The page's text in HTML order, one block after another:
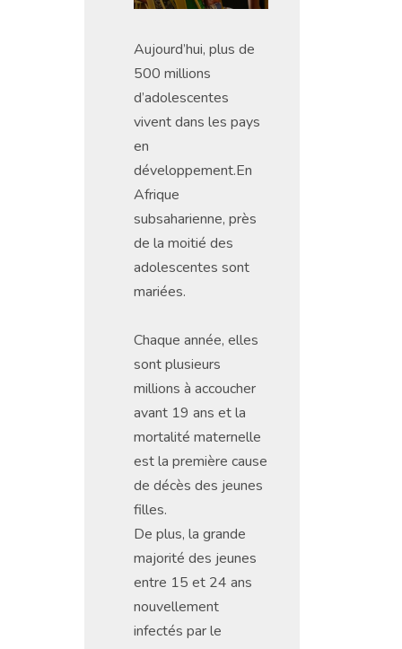
Aujourd’hui, plus de
500 millions
d’adolescentes
vivent dans les pays
en
développement.En
Afrique
subsaharienne, près
de la moitié des
adolescentes sont
mariées.
Chaque année, elles
sont plusieurs
millions à accoucher
avant 19 ans et la
mortalité maternelle
est la première cause
de décès des jeunes
filles.
De plus, la grande
majorité des jeunes
entre 15 et 24 ans
nouvellement
infectés par le